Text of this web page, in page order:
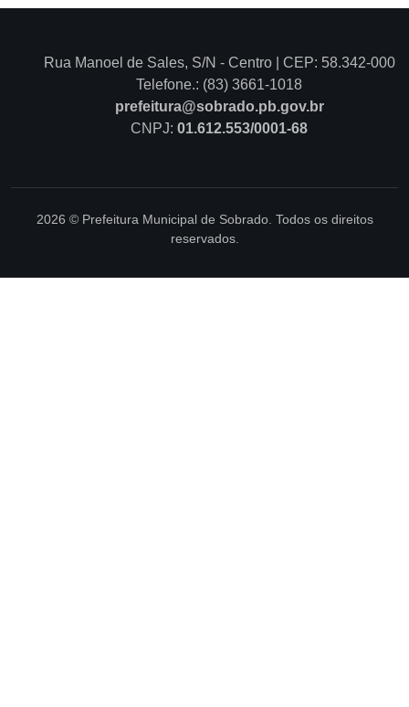
Rua Manoel de Sales, S/N - Centro | CEP: 58.342-000
Telefone.: (83) 3661-1018
prefeitura@sobrado.pb.gov.br
CNPJ: 01.612.553/0001-68
2026 © Prefeitura Municipal de Sobrado. Todos os direitos
reservados.